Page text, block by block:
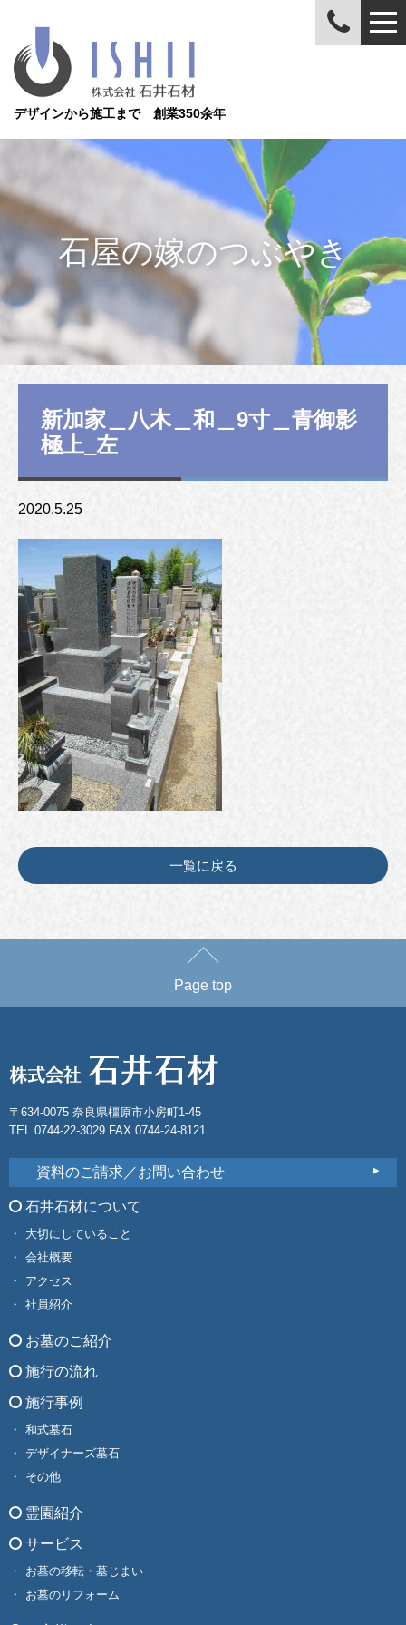
デザインから施工まで 創業350余年
石屋の嫁のつぶやき
新加家＿八木＿和＿9寸＿青御影
極上_左
2020.5.25
一覧に戻る
Page top
〒634-0075 奈良県橿原市小房町1-45
TEL 0744-22-3029 FAX 0744-24-8121
資料のご請求／お問い合わせ
石井石材について
大切にしていること
会社概要
アクセス
社員紹介
お墓のご紹介
施行の流れ
施行事例
和式墓石
デザイナーズ墓石
その他
霊園紹介
サービス
お墓の移転・墓じまい
お墓のリフォーム